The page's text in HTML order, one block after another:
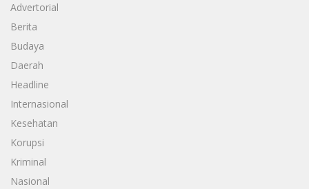
Advertorial
Berita
Budaya
Daerah
Headline
Internasional
Kesehatan
Korupsi
Kriminal
Nasional